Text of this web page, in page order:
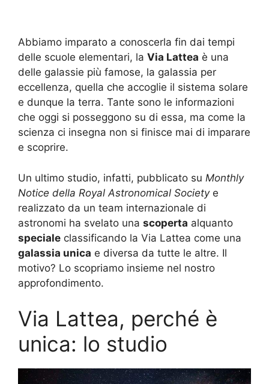
Abbiamo imparato a conoscerla fin dai tempi
delle scuole elementari, la Via Lattea è una
delle galassie più famose, la galassia per
eccellenza, quella che accoglie il sistema solare
e dunque la terra. Tante sono le informazioni
che oggi si posseggono su di essa, ma come la
scienza ci insegna non si finisce mai di imparare
e scoprire.
Un ultimo studio, infatti, pubblicato su Monthly
Notice della Royal Astronomical Societye
realizzato da un team internazionale di
astronomi ha svelato una scoperta alquanto
speciale classificando la Via Lattea come una
galassia unica e diversa da tutte le altre. Il
motivo? Lo scopriamo insieme nel nostro
approfondimento.
Via Lattea, perché è
unica: lo studio